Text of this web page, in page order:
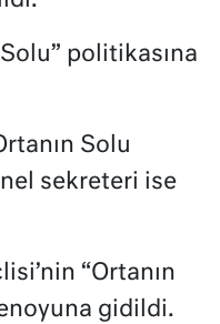
politikasına
Solu
sekreteri ise
“Ortanın
gidildi.